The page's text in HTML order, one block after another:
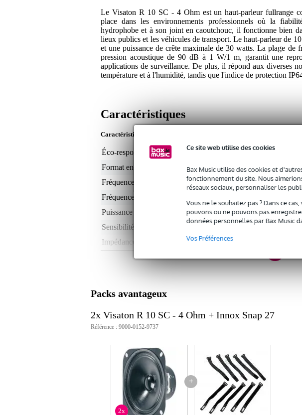
Ce site web utilise des cookies
Bax Music utilise des cookies et
fonctionnement du site. Nous
réseaux sociaux, personnaliser les
Vous ne le souhaitez pas ? Dans ce
pouvons ou ne pouvons pas
données personnelles par Bax Music
Vos Préférences
Le Visaton R 10 SC - 4 Ohm est un haut-parleur fullrange
place dans les environnements professionnels où la
hydrophobe et à son joint en caoutchouc, il fonctionne bien
lieux publics et les véhicules de transport. Le haut-parleur de
et une puissance de crête maximale de 30 watts. La plage de
pression acoustique de 90 dB à 1 W/1 m, garantit une
applications de surveillance. De plus, il répond aux diverses
température et à l'humidité, tandis que l'indice de protection
Caractéristiques
Caractéristiques du produit
Éco-responsabilité du produit
non spécifié
Format enceinte (pouces)
4
Fréquences min.
100 - 149 Hz
Fréquences max.
Puissance RMS en watts
0 - 49 watts
Sensibilité
90 dB
Impédance nominale
4 ohms
Poids par enceinte
< 1 kg
90 -99 mm
Poids(emballage inclus)
Caractéristiques
type de haut-parleur : fullrange
Diamètre du haut-parleur : 4 pouces
Puissance efficace : 20 W
puissance de crête : 30 W
Packs avantageux
2x Visaton R 10 SC - 4 Ohm + Innox Snap 27
Référence : 9000-0152-9737
+
2x